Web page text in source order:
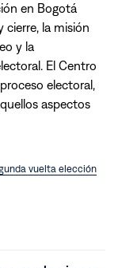
en Bogotá
cierre, la misión
y la
El Centro
electoral,
aspectos
vuelta elección